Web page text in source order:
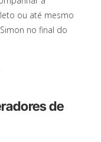
ou até mesmo
no final do
de